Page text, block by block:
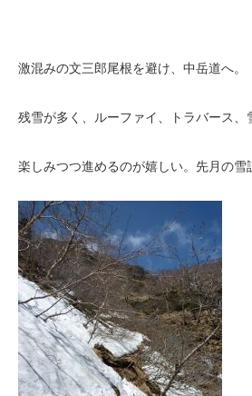
激混みの文三郎尾根を避け、中岳道へ。
残雪が多く、ルーファイ、トラバース、
楽しみつつ進めるのが嬉しい。先月の雪